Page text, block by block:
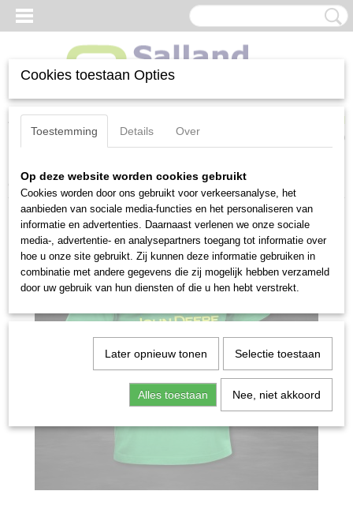
Inloggen Registreren
(0)
Home >Tractor pulling>John Deere t-shirt kids
Cookies toestaan Opties
Toestemming Details Over
Op deze website worden cookies gebruikt
Cookies worden door ons gebruikt voor verkeersanalyse, het
aanbieden van sociale media-functies en het personaliseren van
informatie en advertenties. Daarnaast verlenen we onze sociale
media-, advertentie- en analysepartners toegang tot informatie over
hoe u onze site gebruikt. Zij kunnen deze informatie gebruiken in
combinatie met andere gegevens die zij mogelijk hebben verzameld
door uw gebruik van hun diensten of die u hen hebt verstrekt.
Later opnieuw tonen Selectie toestaan
Alles toestaan Nee, niet akkoord